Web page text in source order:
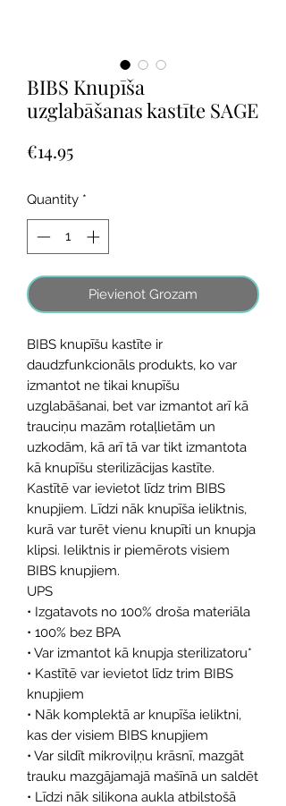
BIBS Knupīša
uzglabāšanas kastīte SAGE
€14.95Price
Quantity *
Pievienot Grozam
BIBS knupīšu kastīte ir
daudzfunkcionāls produkts, ko var
izmantot ne tikai knupīšu
uzglabāšanai, bet var izmantot arī kā
trauciņu mazām rotaļlietām un
uzkodām, kā arī tā var tikt izmantota
kā knupīšu sterilizācijas kastīte.
Kastītē var ievietot līdz trim BIBS
knupjiem. Līdzi nāk knupīša ieliktnis,
kurā var turēt vienu knupīti un knupja
klipsi. Ieliktnis ir piemērots visiem
BIBS knupjiem.
UPS
• Izgatavots no 100% droša materiāla
• 100% bez BPA
• Var izmantot kā knupja sterilizatoru*
• Kastītē var ievietot līdz trim BIBS
knupjiem
• Nāk komplektā ar knupīša ieliktni,
kas der visiem BIBS knupjiem
• Var sildīt mikroviļņu krāsnī, mazgāt
trauku mazgājamajā mašīnā un saldēt
• Līdzi nāk silikona aukla atbilstošā